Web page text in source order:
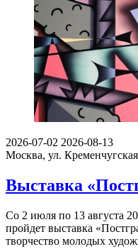
2026-07-02 2026-08-13
Москва, ул.
Выставка
Со 2 июля по 13 августа
пройдет выставка
творчество молодых